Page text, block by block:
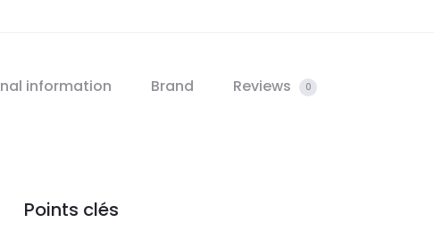
information Brand Reviews 0
Points clés